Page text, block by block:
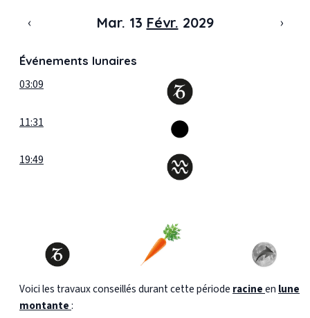
‹ Mar. 13 Févr. 2029 ›
Événements lunaires
03:09
11:31
19:49
Voici les travaux conseillés durant cette période racineen lune
montante: